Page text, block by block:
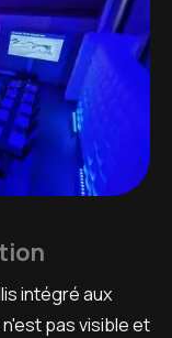
intégré aux
pas visible et